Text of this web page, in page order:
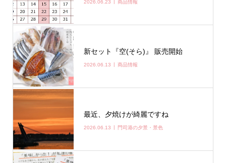
2026.06.23 商品情報
新セット『空(そら)』 販売開始
2026.06.13 商品情報
最近、夕焼けが綺麗ですね
2026.06.13 門司港の夕景・景色